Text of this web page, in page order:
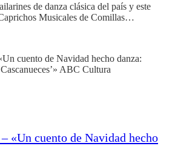
de danza clásica del país y este
Musicales de Comillas…
«Un cuento de Navidad hecho